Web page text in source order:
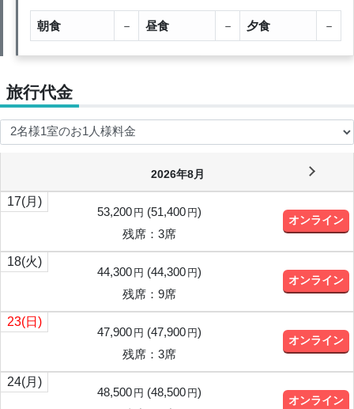
朝食 － 昼食 － 夕食 －
旅行代金
2026年8月
17(月)
53,200 円 (51,400 円)
残席：3席
オンライン
18(火)
44,300 円 (44,300 円)
残席：9席
オンライン
23(日)
47,900 円 (47,900 円)
残席：3席
オンライン
24(月)
48,500 円 (48,500 円)
オンライン